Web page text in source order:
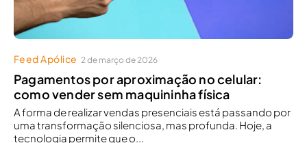
Feed Apólice 2 de março de 2026
Pagamentos por aproximação no celular:
como vender sem maquininha física
A forma de realizar vendas presenciais está passando por
uma transformação silenciosa, mas profunda. Hoje, a
tecnologia permite que o...